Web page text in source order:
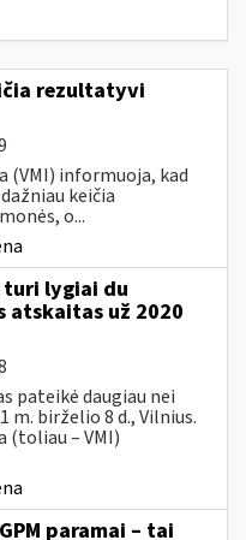
rezultatyvi
(VMI) informuoja, kad
keičia
o...
turi lygiai du
atskaitas už 2020
pateikė daugiau nei
m. birželio 8 d., Vilnius.
(toliau – VMI)
paramai – tai